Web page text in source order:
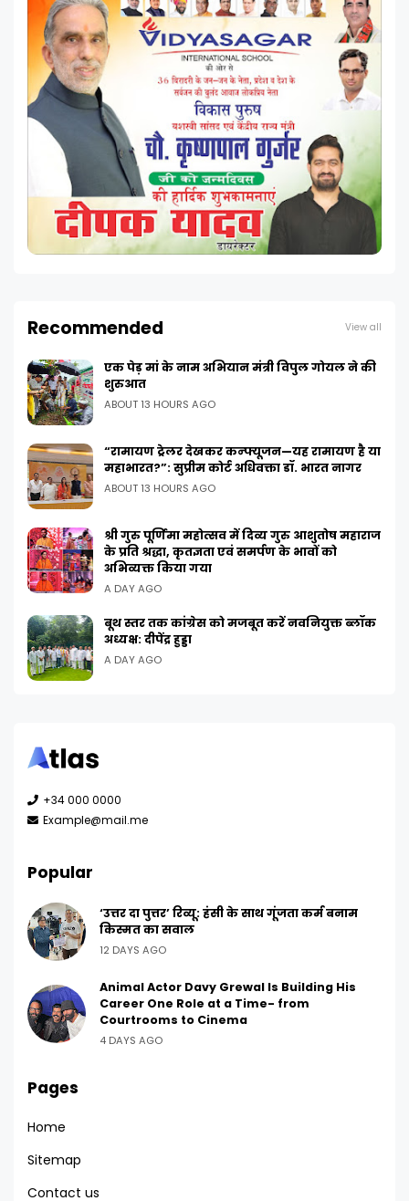
Recommended View all
एक पेड़ मां के नाम अभियान मंत्री विपुल गोयल ने की
शुरुआत
ABOUT 13 HOURS AGO
“रामायण ट्रेलर देखकर कन्फ्यूजन—यह रामायण है या
महाभारत?”: सुप्रीम कोर्ट अधिवक्ता डॉ. भारत नागर
ABOUT 13 HOURS AGO
श्री गुरु पूर्णिमा महोत्सव में दिव्य गुरु आशुतोष महाराज
के प्रति श्रद्धा, कृतज्ञता एवं समर्पण के भावों को
अभिव्यक्त किया गया
A DAY AGO
बूथ स्तर तक कांग्रेस को मजबूत करें नवनियुक्त ब्लॉक
अध्यक्ष: दीपेंद्र हुड्डा
A DAY AGO
+34 000 0000
Example@mail.me
Popular
‘उत्तर दा पुत्तर’ रिव्यू: हंसी के साथ गूंजता कर्म बनाम
किस्मत का सवाल
12 DAYS AGO
Animal Actor Davy Grewal Is Building His
Career One Role at a Time- from
Courtrooms to Cinema
4 DAYS AGO
Pages
Home
Sitemap
Contact us